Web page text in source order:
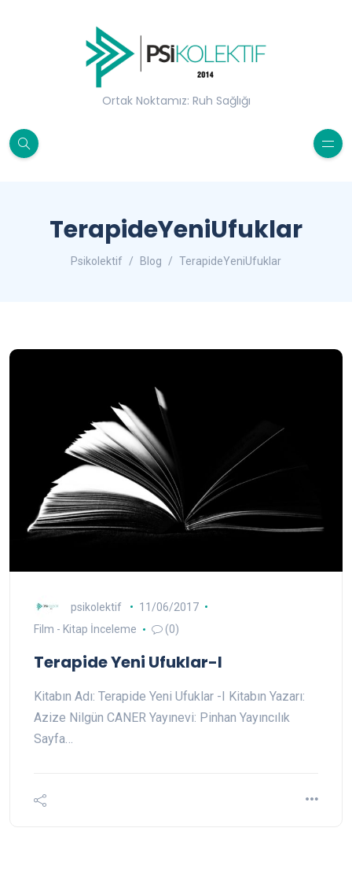
Ortak Noktamız: Ruh Sağlığı
TerapideYeniUfuklar
Psikolektif Blog TerapideYeniUfuklar
psikolektif
11/06/2017
Film - Kitap İnceleme
(0)
Terapide Yeni Ufuklar-I
Kitabın Adı: Terapide Yeni Ufuklar -I Kitabın Yazarı:
Azize Nilgün CANER Yayınevi: Pinhan Yayıncılık
Sayfa…